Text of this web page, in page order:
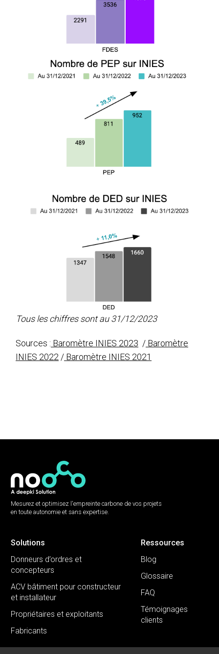
Tous les chiffres sont au 31/12/2023
Sources : Baromètre INIES 2023 / Baromètre
INIES 2022 / Baromètre INIES 2021
Solutions
Donneurs d’ordres et
concepteurs
ACV bâtiment pour constructeur
et installateur
Propriétaires et exploitants
Fabricants
Ressources
Blog
Glossaire
FAQ
Témoignages
clients
Mesurez et optimisez l'empreinte carbone de vos projets
en toute autonomie et sans expertise.